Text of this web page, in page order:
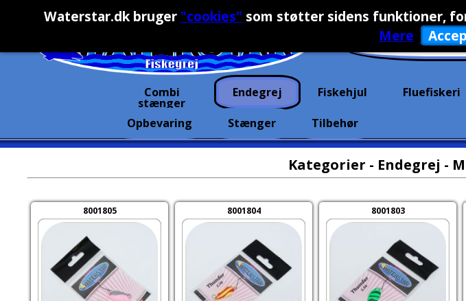
Waterstar.dk bruger "cookies" som støtter sidens funktioner,
Mere
Combi
stænger
Endegrej Fiskehjul Fluefiskeri
Opbevaring Stænger Tilbehør
Kategorier - Endegrej -
8001805 8001804 8001803